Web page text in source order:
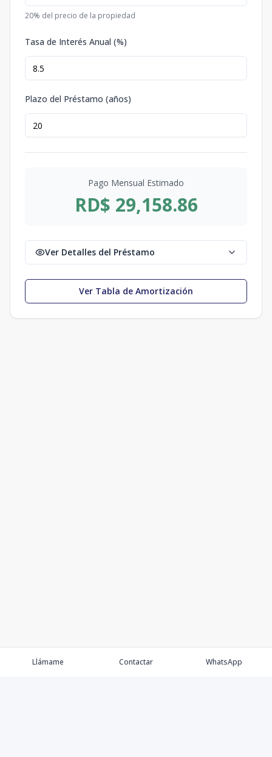
20% del precio de la propiedad
Tasa de Interés Anual (%)
Plazo del Préstamo (años)
Pago Mensual Estimado
RD$ 29,158.86
Ver Detalles del Préstamo
Ver Tabla de Amortización
Llámame Contactar WhatsApp